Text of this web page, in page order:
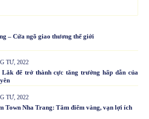
– Cửa ngõ giao thương thế giới
TƯ, 2022
để trở thành cực tăng trưởng hấp dẫn của
TƯ, 2022
Town Nha Trang: Tâm điểm vàng, vạn lợi ích